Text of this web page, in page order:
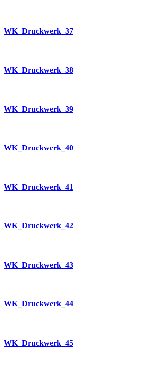
WK_Druckwerk_37
WK_Druckwerk_38
WK_Druckwerk_39
WK_Druckwerk_40
WK_Druckwerk_41
WK_Druckwerk_42
WK_Druckwerk_43
WK_Druckwerk_44
WK_Druckwerk_45